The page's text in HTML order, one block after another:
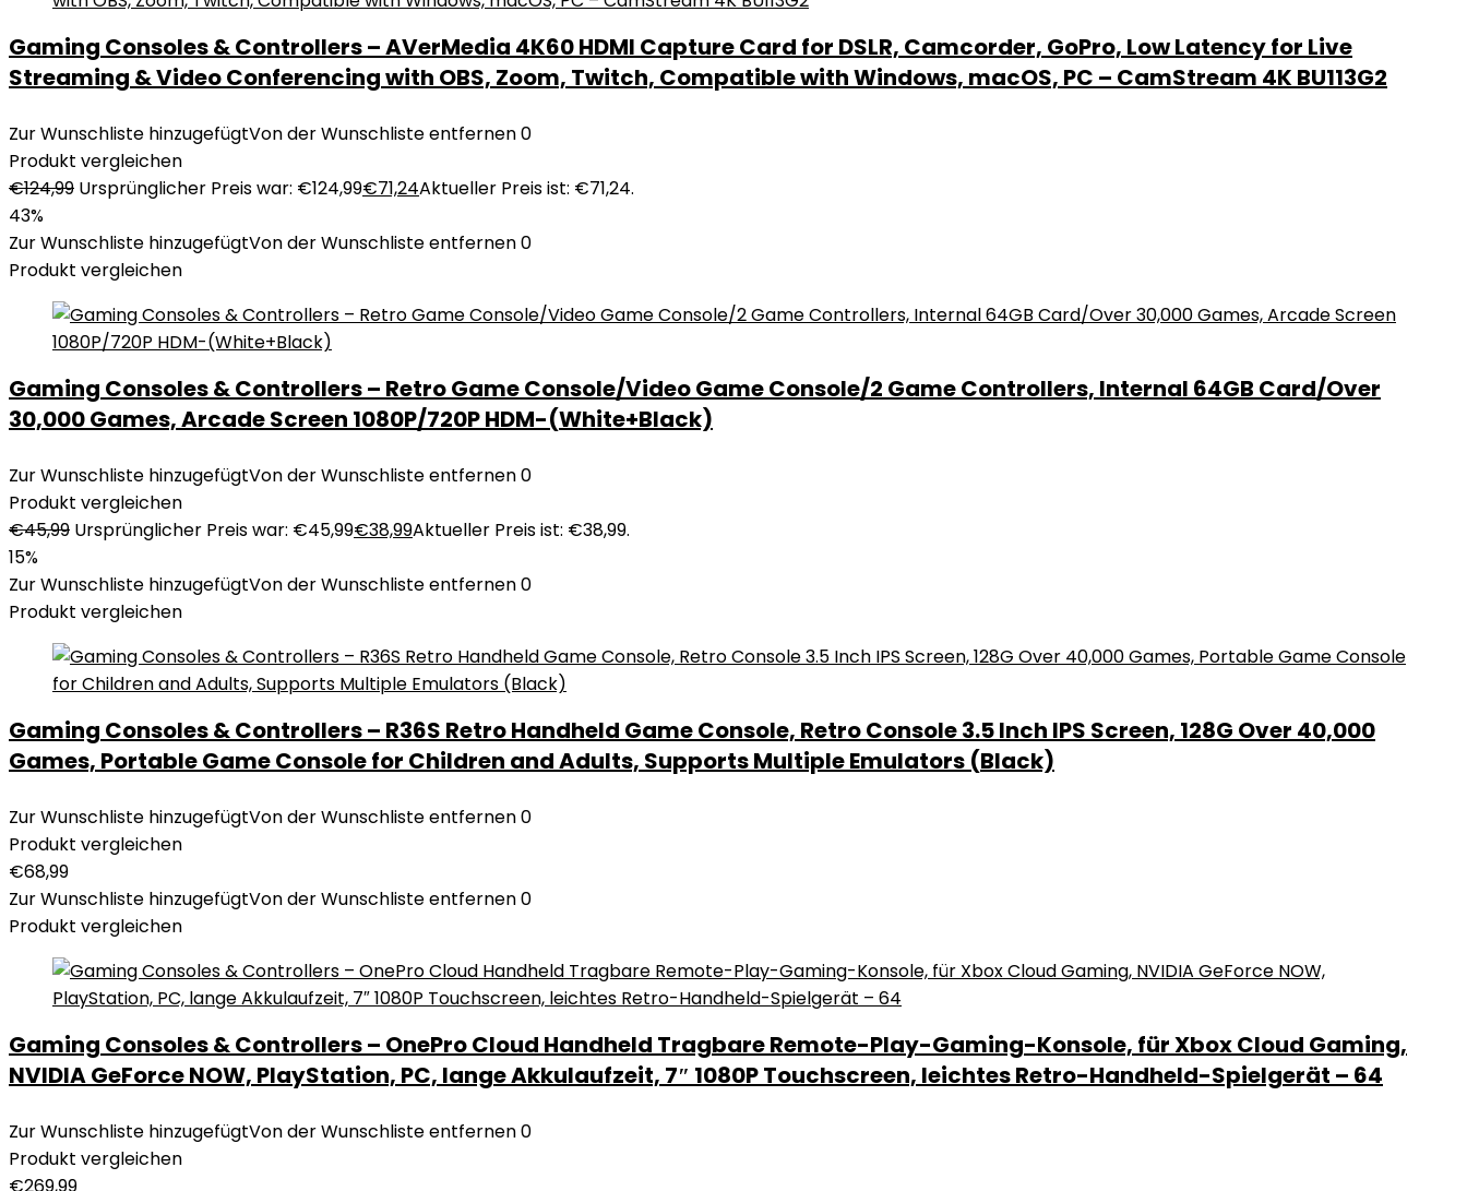
Gaming Consoles & Controllers – AVerMedia 4K60 HDMI Capture Card for DSLR, Camcorder, GoPro, Low Latency for Live
Streaming & Video Conferencing with OBS, Zoom, Twitch, Compatible with Windows, macOS, PC – CamStream 4K BU113G2
Zur Wunschliste hinzugefügtVon der Wunschliste entfernen0
Produkt vergleichen
€124,99 Ursprünglicher Preis war: €124,99€71,24Aktueller Preis ist: €71,24.
43%
Zur Wunschliste hinzugefügtVon der Wunschliste entfernen0
Produkt vergleichen
Gaming Consoles & Controllers – Retro Game Console/Video Game Console/2 Game Controllers, Internal 64GB Card/Over
30,000 Games, Arcade Screen 1080P/720P HDM-(White+Black)
Zur Wunschliste hinzugefügtVon der Wunschliste entfernen0
Produkt vergleichen
€45,99 Ursprünglicher Preis war: €45,99€38,99Aktueller Preis ist: €38,99.
15%
Zur Wunschliste hinzugefügtVon der Wunschliste entfernen0
Produkt vergleichen
Gaming Consoles & Controllers – R36S Retro Handheld Game Console, Retro Console 3.5 Inch IPS Screen, 128G Over 40,000
Games, Portable Game Console for Children and Adults, Supports Multiple Emulators (Black)
Zur Wunschliste hinzugefügtVon der Wunschliste entfernen0
Produkt vergleichen
€68,99
Zur Wunschliste hinzugefügtVon der Wunschliste entfernen0
Produkt vergleichen
Gaming Consoles & Controllers – OnePro Cloud Handheld Tragbare Remote-Play-Gaming-Konsole, für Xbox Cloud Gaming,
NVIDIA GeForce NOW, PlayStation, PC, lange Akkulaufzeit, 7″ 1080P Touchscreen, leichtes Retro-Handheld-Spielgerät – 64
Zur Wunschliste hinzugefügtVon der Wunschliste entfernen0
Produkt vergleichen